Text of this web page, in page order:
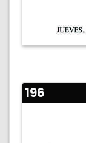
196